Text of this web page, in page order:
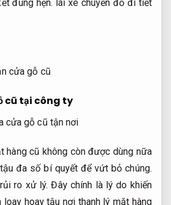
đúng hẹn. lái xe chuyển đồ đi tiết
cũ tại công ty
hàng cũ không còn được dùng nữa
đa số bí quyết để vứt bỏ chúng.
ro xử lý. Đây chính là lý do khiến
hoay tậu nơi thanh lý mặt hàng